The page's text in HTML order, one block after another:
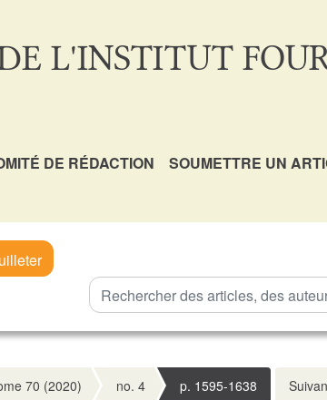
L'INSTITUT
DE RÉDACTION SOUMETTRE UN
70 (2020) no. 4 p. 1595-1638